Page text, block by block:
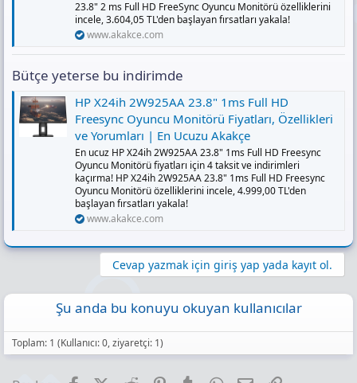
indirimleri kaçırma! Asus TUF Gaming VG247Q1A 23.8"
1 ms Full HD FreeSync Oyuncu Monitörü özelliklerini
incele, 4.045,51 TL'den başlayan fırsatları yakala!
www.akakce.com
Asus TUF Gaming VG24VQE 23.6" 1 ms Full
HD Curved 165 Hz Oyuncu Monitörü
Fiyatları, Özellikleri ve Yorumları | En Ucuzu
Akakçe
En ucuz Asus TUF Gaming VG24VQE 23.6" 1 ms Full HD
Curved 165 Hz Oyuncu Monitörü fiyatları için 4 taksit ve
indirimleri kaçırma! Asus TUF Gaming VG24VQE 23.6" 1
ms Full HD Curved 165 Hz Oyuncu Monitörü
özelliklerini incele, 4.789,00 TL'den başlayan fırsatları
www.akakce.com
23.8" 2 ms Full HD FreeSync Oyuncu Monitörü özelliklerini
incele, 3.604,05 TL'den başlayan fırsatları yakala!
www.akakce.com
Bütçe yeterse bu indirimde
HP X24ih 2W925AA 23.8" 1ms Full HD
Freesync Oyuncu Monitörü Fiyatları, Özellikleri
ve Yorumları | En Ucuzu Akakçe
En ucuz HP X24ih 2W925AA 23.8" 1ms Full HD Freesync
Oyuncu Monitörü fiyatları için 4 taksit ve indirimleri
kaçırma! HP X24ih 2W925AA 23.8" 1ms Full HD Freesync
Oyuncu Monitörü özelliklerini incele, 4.999,00 TL'den
başlayan fırsatları yakala!
www.akakce.com
Cevap yazmak için giriş yap yada kayıt ol.
Şu anda bu konuyu okuyan kullanıcılar
Toplam: 1 (Kullanıcı: 0, ziyaretçi: 1)